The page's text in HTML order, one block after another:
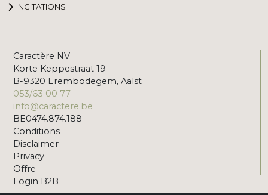
INCITATIONS
Caractère NV
Korte Keppestraat 19
B-9320 Erembodegem, Aalst
053/63 00 77
info@caractere.be
BE0474.874.188
Conditions
Disclaimer
Privacy
Offre
Login B2B